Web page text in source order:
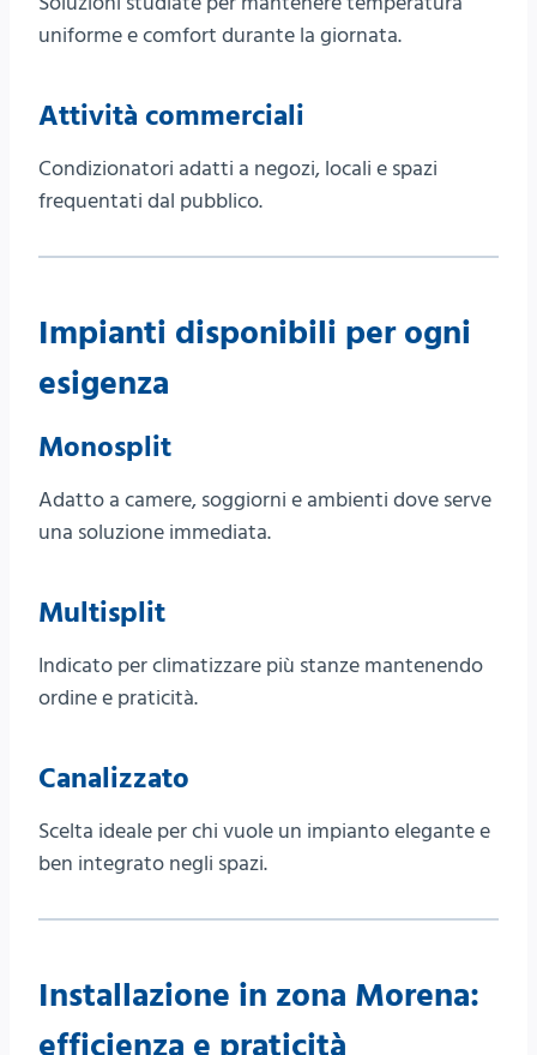
uniforme e comfort durante la giornata.
Attività commerciali
Condizionatori adatti a negozi, locali e spazi
frequentati dal pubblico.
Impianti disponibili per ogni
esigenza
Monosplit
Adatto a camere, soggiorni e ambienti dove serve
una soluzione immediata.
Multisplit
Indicato per climatizzare più stanze mantenendo
ordine e praticità.
Canalizzato
Scelta ideale per chi vuole un impianto elegante e
ben integrato negli spazi.
Installazione in zona Morena: